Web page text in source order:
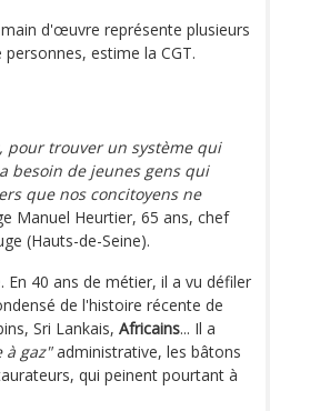
d'œuvre représente plusieurs
estime la CGT.
pour trouver un système qui
besoin de jeunes gens qui
que nos concitoyens ne
Manuel Heurtier, 65 ans, chef
(Hauts-de-Seine).
40 ans de métier, il a vu défiler
de l'histoire récente de
Sri Lankais, Africains... Il a
à gaz"administrative, les bâtons
qui peinent pourtant à